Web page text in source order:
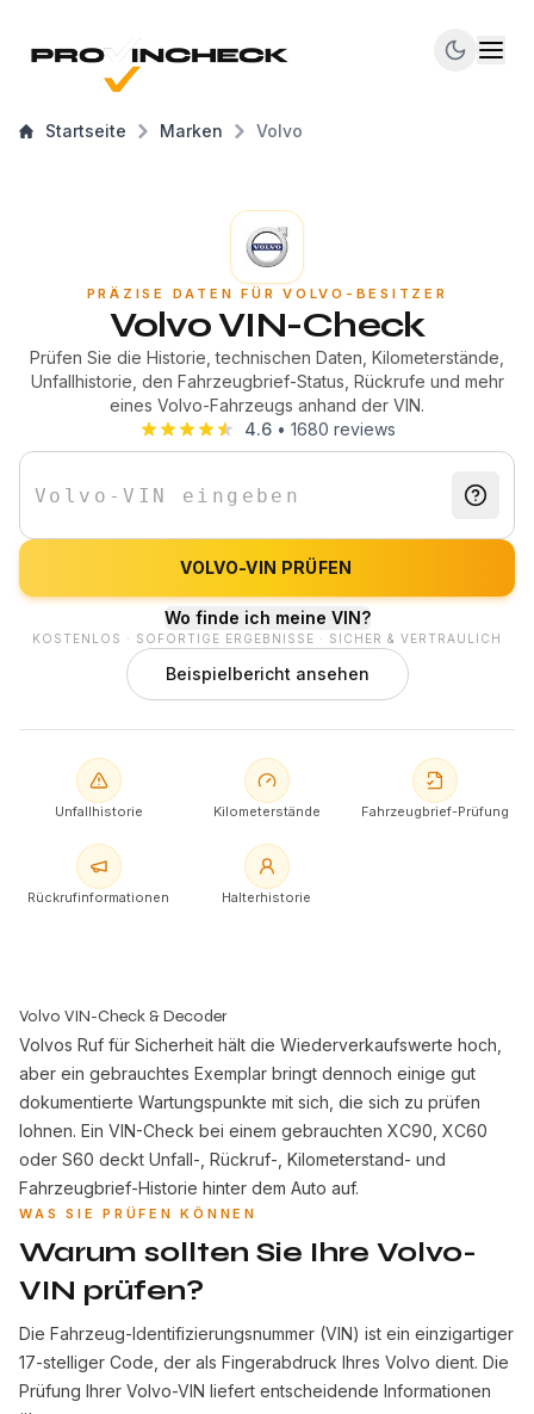
Startseite Marken Volvo
PRÄZISE DATEN FÜR VOLVO-BESITZER
Volvo VIN-Check
Prüfen Sie die Historie, technischen Daten, Kilometerstände,
Unfallhistorie, den Fahrzeugbrief-Status, Rückrufe und mehr
eines Volvo-Fahrzeugs anhand der VIN.
4.6 • 1680 reviews
VOLVO-VIN PRÜFEN
Wo finde ich meine VIN?
KOSTENLOS · SOFORTIGE ERGEBNISSE · SICHER & VERTRAULICH
Beispielbericht ansehen
Unfallhistorie Kilometerstände Fahrzeugbrief-Prüfung
Rückrufinformationen Halterhistorie
Volvo VIN-Check & Decoder
Volvos Ruf für Sicherheit hält die Wiederverkaufswerte hoch,
aber ein gebrauchtes Exemplar bringt dennoch einige gut
dokumentierte Wartungspunkte mit sich, die sich zu prüfen
lohnen. Ein VIN-Check bei einem gebrauchten XC90, XC60
oder S60 deckt Unfall-, Rückruf-, Kilometerstand- und
Fahrzeugbrief-Historie hinter dem Auto auf.
WAS SIE PRÜFEN KÖNNEN
Warum sollten Sie Ihre Volvo-
VIN prüfen?
Die Fahrzeug-Identifizierungsnummer (VIN) ist ein einzigartiger
17-stelliger Code, der als Fingerabdruck Ihres Volvo dient. Die
Prüfung Ihrer Volvo-VIN liefert entscheidende Informationen